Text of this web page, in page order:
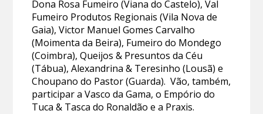
Dona Rosa Fumeiro (Viana do Castelo), Val
Fumeiro Produtos Regionais (Vila Nova de
Gaia), Victor Manuel Gomes Carvalho
(Moimenta da Beira), Fumeiro do Mondego
(Coimbra), Queijos & Presuntos da Céu
(Tábua), Alexandrina & Teresinho (Lousã) e
Choupano do Pastor (Guarda). Vão, também,
participar a Vasco da Gama, o Empório do
Tuca & Tasca do Ronaldão e a Praxis.